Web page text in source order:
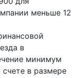
меньше 12
в
минимум
в размере